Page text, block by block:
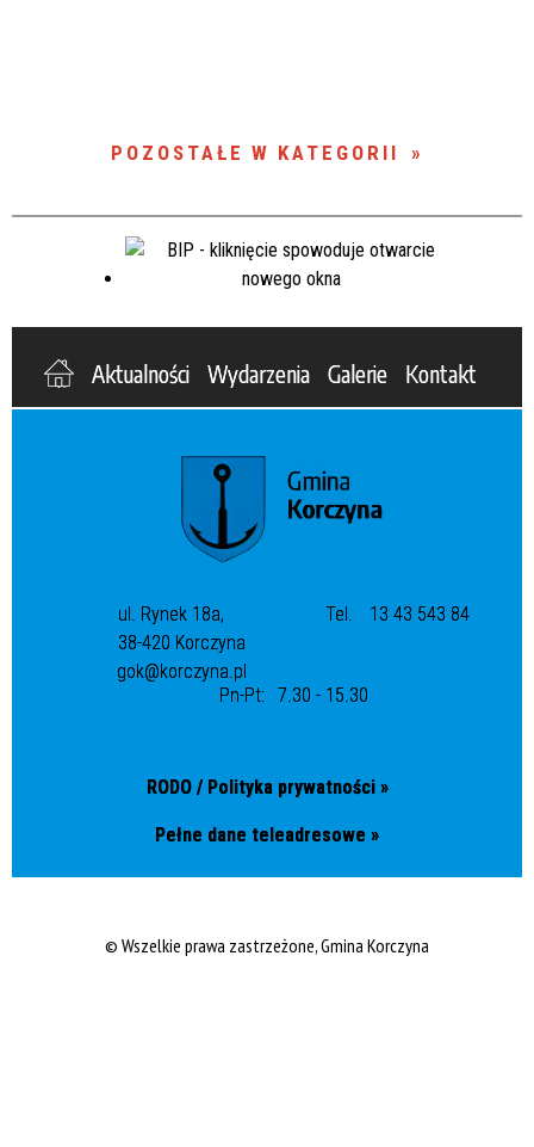
POZOSTAŁE W KATEGORII
Aktualności Wydarzenia Galerie Kontakt
ul. Rynek 18a,
38-420 Korczyna
gok@korczyna.pl
Tel. 13 43 543 84
Pn-Pt: 7.30 - 15.30
RODO / Polityka prywatności »
Pełne dane teleadresowe »
© Wszelkie prawa zastrzeżone, Gmina Korczyna